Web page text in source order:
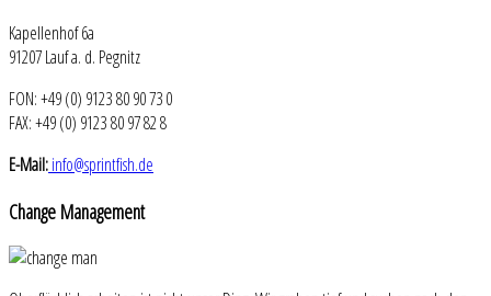
Kapellenhof 6a
91207 Lauf a. d. Pegnitz
FON: +49 (0) 9123 80 90 73 0
FAX: +49 (0) 9123 80 97 82 8
E-Mail:info@sprintfish.de
Change Management